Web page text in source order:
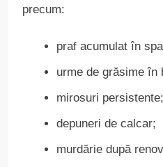
precum:
praf acumulat în
urme de grăsime în
mirosuri persistente;
depuneri de calcar;
murdărie după